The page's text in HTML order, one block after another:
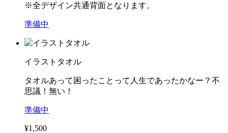
※全デザイン共通背面となります。
準備中
イラストタオル
タオルあって困ったことって人生であったかなー？不
思議！無い！
準備中
¥1,500